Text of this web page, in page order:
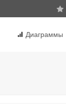
Диаграммы